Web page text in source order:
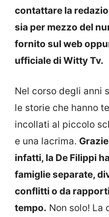
contattare la
sia per mezzo del
fornito sul web
ufficiale di Witty Tv.
Nel corso degli anni
le storie che hanno
incollati al piccolo
e una lacrima.
infatti, la De Filippi
famiglie separate,
conflitti o da
tempo. Non solo! La